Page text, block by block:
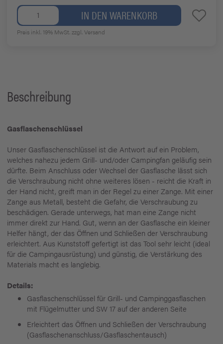
IN DEN WARENKORB
Preis inkl. 19% MwSt.zzgl. Versand
Beschreibung
Gasflaschenschlüssel
Unser Gasflaschenschlüssel ist die Antwort auf ein Problem,
welches nahezu jedem Grill- und/oder Campingfan geläufig sein
dürfte. Beim Anschluss oder Wechsel der Gasflasche lässt sich
die Verschraubung nicht ohne weiteres lösen - reicht die Kraft in
der Hand nicht, greift man in der Regel zu einer Zange. Mit einer
Zange aus Metall, besteht die Gefahr, die Verschraubung zu
beschädigen. Gerade unterwegs, hat man eine Zange nicht
immer direkt zur Hand. Gut, wenn an der Gasflasche ein kleiner
Helfer hängt, der das Öffnen und Schließen der Verschraubung
erleichtert. Aus Kunststoff gefertigt ist das Tool sehr leicht (ideal
für die Campingausrüstung) und günstig, die Verstärkung des
Materials macht es langlebig.
Details:
Gasflaschenschlüssel für Grill- und Campinggasflaschen
mit Flügelmutter und SW 17 auf der anderen Seite
Erleichtert das Öffnen und Schließen der Verschraubung
(Gasflaschenanschluss/Gasflaschentausch)